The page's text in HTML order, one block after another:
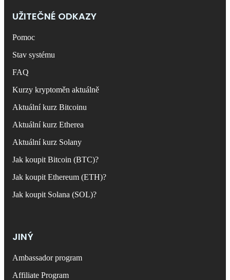
UŽITEČNÉ ODKAZY
Pomoc
Stav systému
FAQ
Kurzy kryptoměn aktuálně
Aktuální kurz Bitcoinu
Aktuální kurz Etherea
Aktuální kurz Solany
Jak koupit Bitcoin (BTC)?
Jak koupit Ethereum (ETH)?
Jak koupit Solana (SOL)?
JINÝ
Ambassador program
Affiliate Program